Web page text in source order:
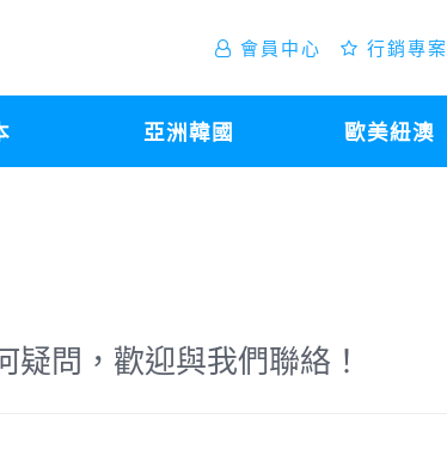
會員中心 行銷專案
亞洲韓國 歐美紐澳
問，歡迎與我們聯絡！